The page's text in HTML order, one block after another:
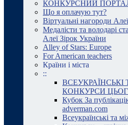
КОНКУРСНИЙ
Що я оплачую тут?
Віртуальні нагороди
Медалісти та володарі
Алеї Зірок України
Alley of Stars: Europe
For American teachers
Країни і міста
::
КОНКУРСИ
Кубок За
adverman.com
Всеукраїнські та